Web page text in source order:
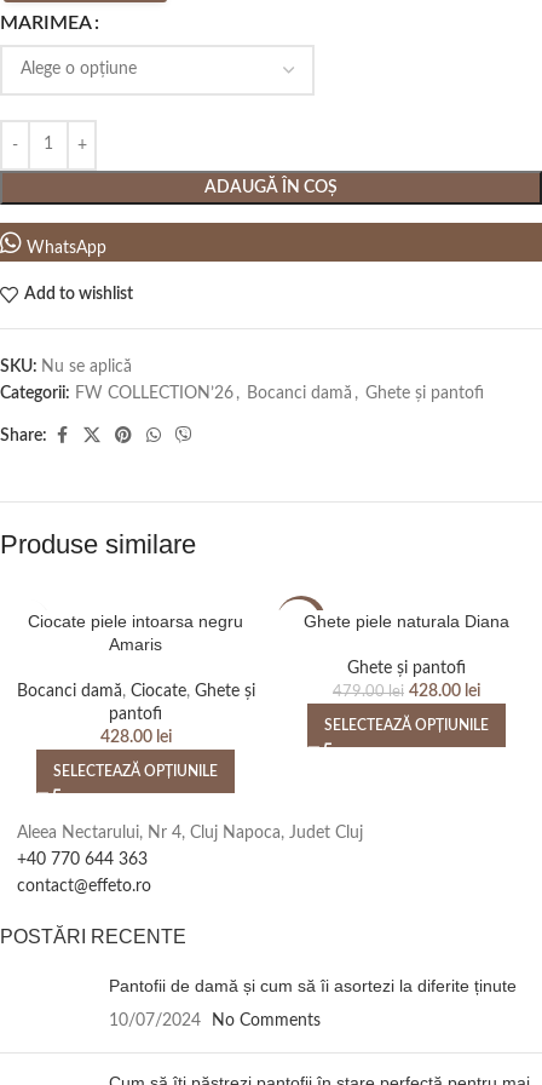
MARIMEA
ADAUGĂ ÎN COȘ
WhatsApp
Add to wishlist
SKU: Nu se aplică
Categorii: FW COLLECTION’26 , Bocanci damă , Ghete și pantofi
Share:
Produse similare
Ciocate piele intoarsa negru
Amaris
Bocanci damă, Ciocate, Ghete și
pantofi
428.00 lei
SELECTEAZĂ OPȚIUNILE
-11%Ghete piele naturala Diana
Ghete și pantofi
479.00lei 428.00 lei
SELECTEAZĂ OPȚIUNILE
Aleea Nectarului, Nr 4, Cluj Napoca, Judet Cluj
+40 770 644 363
contact@effeto.ro
POSTĂRI RECENTE
Pantofii de damă și cum să îi asortezi la diferite ținute
10/07/2024 No Comments